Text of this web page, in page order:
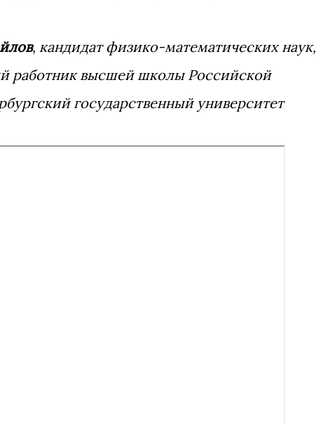
, кандидат физико-математических наук,
работник высшей школы Российской
государственный университет